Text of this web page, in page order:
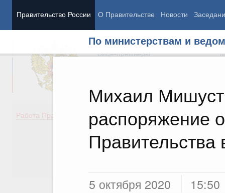
Правительство России О Правительстве Новости
По министерствам и
Михаил
распоряжение
Правительства
5 октября 2020 15:50
Председатель Правительства
Вице-премьеры
Работа Правительства
Демография
Здоровье
Культура